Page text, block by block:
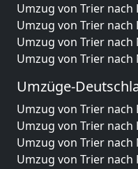
Umzug von Trier nach
Umzug von Trier nach
Umzug von Trier nach
Umzug von Trier nach
Umzüge-
Umzug von Trier nach
Umzug von Trier nach
Umzug von Trier nach
Umzug von Trier nach